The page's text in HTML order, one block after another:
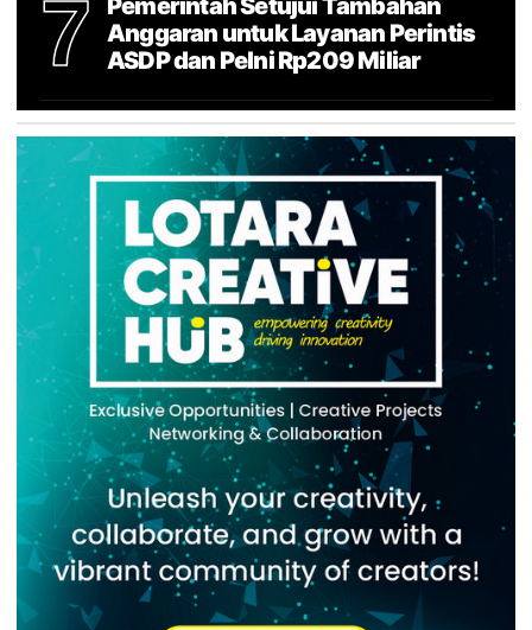
7
Anggaran untuk Layanan Perintis
ASDP dan Pelni Rp209 Miliar